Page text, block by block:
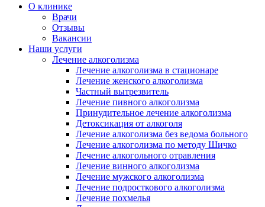
О клинике
Врачи
Отзывы
Вакансии
Наши услуги
Лечение алкоголизма
Лечение алкоголизма в стационаре
Лечение женского алкоголизма
Частный вытрезвитель
Лечение пивного алкоголизма
Принудительное лечение алкоголизма
Детоксикация от алкоголя
Лечение алкоголизма без ведома больного
Лечение алкоголизма по методу Шичко
Лечение алкогольного отравления
Лечение винного алкоголизма
Лечение мужского алкоголизма
Лечение подросткового алкоголизма
Лечение похмелья